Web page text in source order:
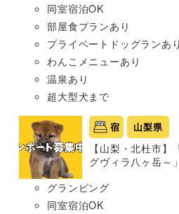
同室宿泊OK
部屋食プランあり
プライベートドッグランあり
わんこメニューあり
温泉あり
超大型犬まで
宿 山梨県
【山梨・北杜市
グヴィラ八ヶ岳～」
グランピング
同室宿泊OK